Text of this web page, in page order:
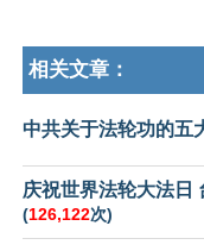
相关文章：
中共关于法轮功的五
庆祝世界法轮大法日
(126,122次)